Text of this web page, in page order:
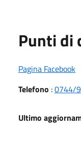
Punti di
Pagina Facebook
Telefono :0744/
Ultimo